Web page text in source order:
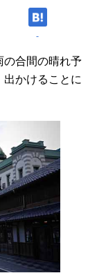
-
の合間の晴れ予
かけることに